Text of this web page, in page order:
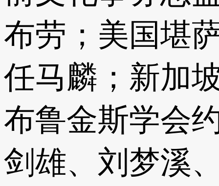
布劳；美国堪
任马麟；新加
布鲁金斯学会
剑雄、刘梦溪